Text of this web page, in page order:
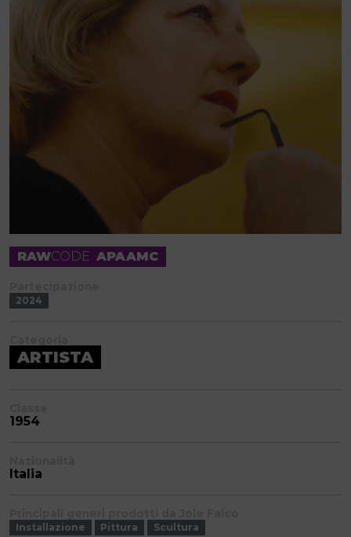
RAWCODE APAAMC
2024
ARTISTA
1954
Italia
Installazione Pittura Scultura